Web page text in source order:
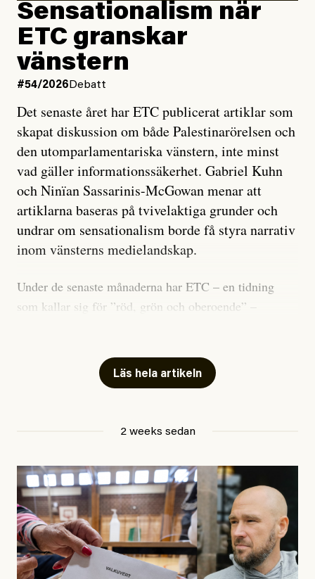
Sensationalism när
ETC granskar
vänstern
#54/2026 Debatt
Det senaste året har ETC publicerat artiklar som
skapat diskussion om både Palestinarörelsen och
den utomparlamentariska vänstern, inte minst
vad gäller informationssäkerhet. Gabriel Kuhn
och Ninïan Sassarinis-McGowan menar att
artiklarna baseras på tvivelaktiga grunder och
undrar om sensationalism borde få styra narrativ
inom vänsterns medielandskap.
Under de senaste månaderna har ETC – en tidning
som kallar sig för ”röd, grön och oberoende” –
skriver för? Vad betyder det att vara en ”röd, grön och
oberoende” tidning? Och vad är egentligen bra
utpekas som israelisk infiltratör”. Enligt ingressen
handlar artikeln om en person vars ”bakgrund skapar
splittring och oro i rörelsen”. Problemet är att artikeln
skapar betydligt mer oro i palestinarörelsen – och den
oberoende vänstern – än den porträtterade personen
Läs hela artikeln
2 weeks sedan